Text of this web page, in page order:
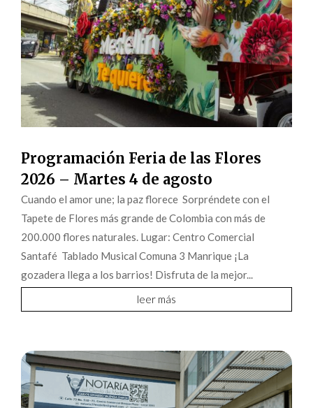
Programación Feria de las Flores
2026 – Martes 4 de agosto
Cuando el amor une; la paz florece Sorpréndete con el
Tapete de Flores más grande de Colombia con más de
200.000 flores naturales. Lugar: Centro Comercial
Santafé Tablado Musical Comuna 3 Manrique ¡La
gozadera llega a los barrios! Disfruta de la mejor...
leer más